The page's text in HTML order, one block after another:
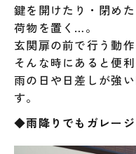
鍵を開けたり・閉め
荷物を置く…。
玄関扉の前で行う動
そんな時にあると便
雨の日や日差しが強
す。
◆雨降りでもガレー